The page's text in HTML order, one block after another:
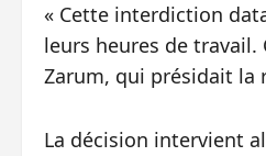
« Cette interdiction
leurs heures de travail.
Zarum, qui présidait la
La décision intervient